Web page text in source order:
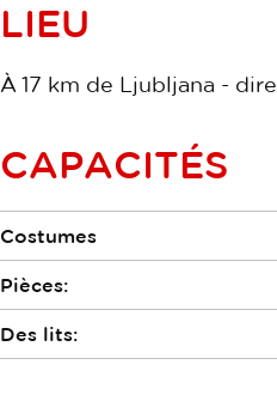
LIEU
À 17 km de Ljubljana -
CAPACITÉS
Costumes
Pièces:
Des lits: